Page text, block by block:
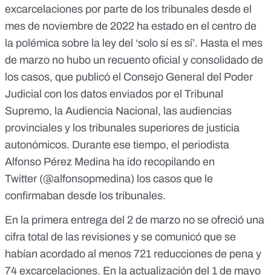
excarcelaciones por parte de los tribunales desde el
mes de noviembre de 2022 ha estado en el centro de
la polémica sobre la ley del ‘solo sí es sí’. Hasta el mes
de marzo no hubo un recuento oficial y consolidado de
los casos, que publicó el Consejo General del Poder
Judicial con los datos enviados por el Tribunal
Supremo, la Audiencia Nacional, las audiencias
provinciales y los tribunales superiores de justicia
autonómicos. Durante ese tiempo, el periodista
Alfonso Pérez Medina ha ido recopilando en
Twitter (@alfonsopmedina) los casos que le
confirmaban desde los tribunales.
En la primera entrega del 2 de marzo no se ofreció una
cifra total de las revisiones y se comunicó que se
habían acordado al menos 721 reducciones de pena y
74 excarcelaciones. En la actualización del 1 de mayo